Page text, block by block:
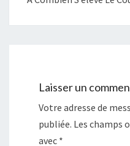
Laisser un
Votre adresse de
publiée. Les champs
avec *